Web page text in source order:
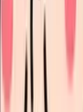
れば楽になる気もす
決め手がありません
、このまま留まる根
断材料の集…
てほしい
日のように『辞めれ
は職場が近づくと涙